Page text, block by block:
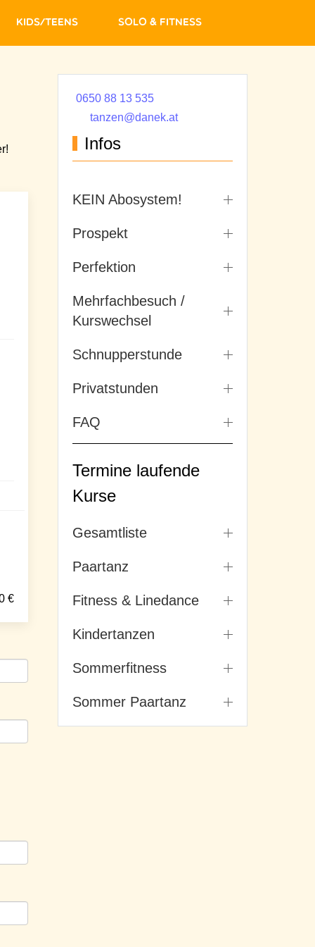
Kids/Teens Solo & Fitness
€
0650 88 13 535
tanzen@danek.at
Infos
KEIN Abosystem!
Prospekt
Perfektion
Mehrfachbesuch /
Kurswechsel
Schnupperstunde
Privatstunden
FAQ
Termine laufende
Kurse
Gesamtliste
Paartanz
Fitness & Linedance
Kindertanzen
Sommerfitness
Sommer Paartanz